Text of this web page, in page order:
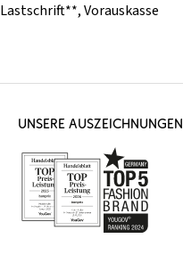
Lastschrift**,Vorauskasse
UNSERE AUSZEICHNUNGEN